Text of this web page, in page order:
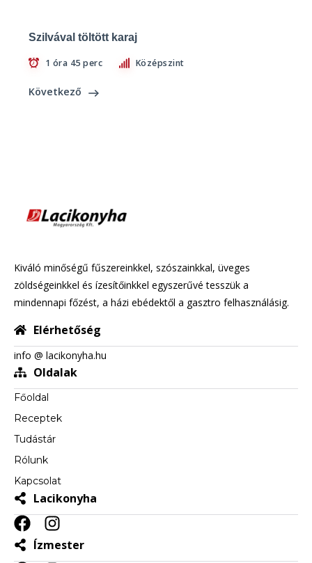
Szilvával töltött karaj
1 óra 45 perc Középszint
Következő
Kiváló minőségű fűszereinkkel, szószainkkal, üveges
zöldségeinkkel és ízesítőinkkel egyszerűvé tesszük a
mindennapi főzést, a házi ebédektől a gasztro felhasználásig.
Elérhetőség
info @ lacikonyha.hu
Oldalak
Főoldal
Receptek
Tudástár
Rólunk
Kapcsolat
Lacikonyha
Ízmester